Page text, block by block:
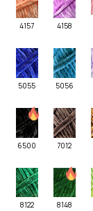
4157 4158
5055 5056
6500 7012
8122 8148